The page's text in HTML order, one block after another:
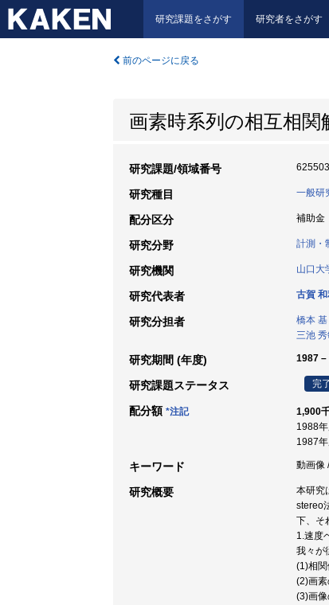
研究課題をさがす 研究者をさがす
前のページに戻る
画素時系列の相互相
研究課題/領域番号
研究種目 一般研
配分区分 補助金
研究分野 計測・
研究機関 山口大
研究代表者 古賀 和
研究分担者 橋本 基
三池
研究期間 (年度) 1987 –
研究課題ステータス 完
配分額 *注記
1,900
1988
1987
キーワード 動画像
研究概要
本研究
stereo
下、そ
1.速度
我々が
(1)相
(2)画
(3)画